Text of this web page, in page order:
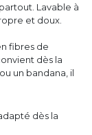
Lavable à
et doux.
fibres de
dès la
un bandana, il
dès la